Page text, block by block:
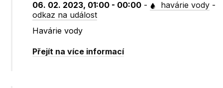
06. 02. 2023, 01:00 - 00:00 - havárie vody -
odkaz na událost
Havárie vody
Přejít na více informací